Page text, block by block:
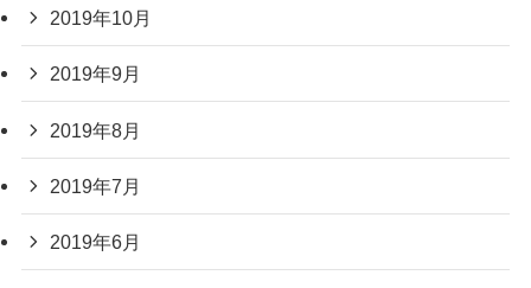
2019年10月
2019年9月
2019年8月
2019年7月
2019年6月